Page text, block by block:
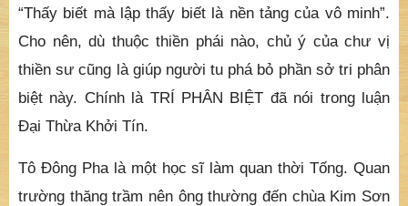
“Thấy biết mà lập thấy biết là nền tảng của vô minh”.
Cho nên, dù thuộc thiền phái nào, chủ ý của chư vị
thiền sư cũng là giúp người tu phá bỏ phần sở tri phân
biệt này. Chính là TRÍ PHÂN BIỆT đã nói trong luận
Đại Thừa Khởi Tín.
Tô Đông Pha là một học sĩ làm quan thời Tống. Quan
trường thăng trầm nên ông thường đến chùa Kim Sơn